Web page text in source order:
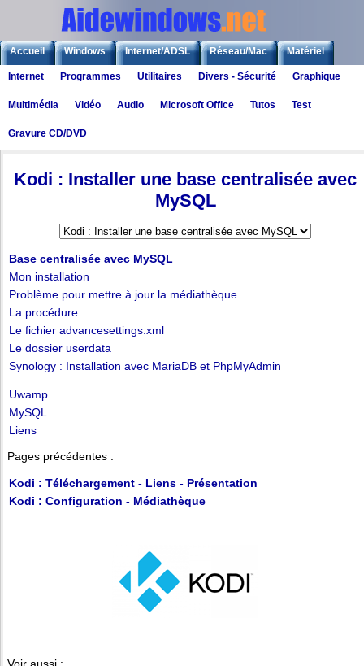
Accueil Windows Internet/ADSL Réseau/Mac Matériel
Logiciels Liens Jeux
Internet Programmes Utilitaires Divers - Sécurité Graphique
Multimédia Vidéo Audio Microsoft Office Tutos Test
Gravure CD/DVD
Kodi : Installer une base centralisée avec
MySQL
Base centralisée avec MySQL
Mon installation
Problème pour mettre à jour la médiathèque
La procédure
Le fichier advancesettings.xml
Le dossier userdata
Synology : Installation avec MariaDB et PhpMyAdmin
Uwamp
MySQL
Liens
Pages précédentes :
Kodi : Téléchargement - Liens - Présentation
Kodi : Configuration - Médiathèque